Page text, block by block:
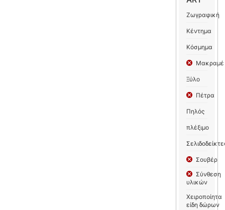
Ζωγραφική
Κέντημα
Κόσμημα
Μακραμέ
Ξύλο
Πέτρα
Πηλός
πλέξιμο
Σουβέρ
Σύνθεση
υλικών
Χειροποίητα
είδη δώρων